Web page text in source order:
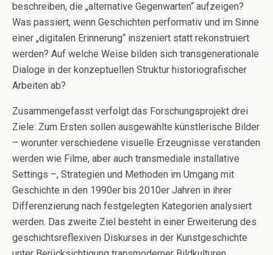
beschreiben, die „alternative Gegenwarten“ aufzeigen?
Was passiert, wenn Geschichten performativ und im Sinne
einer „digitalen Erinnerung“ inszeniert statt rekonstruiert
werden? Auf welche Weise bilden sich transgenerationale
Dialoge in der konzeptuellen Struktur historiografischer
Arbeiten ab?
Zusammengefasst verfolgt das Forschungsprojekt drei
Ziele: Zum Ersten sollen ausgewählte künstlerische Bilder
– worunter verschiedene visuelle Erzeugnisse verstanden
werden wie Filme, aber auch transmediale installative
Settings –, Strategien und Methoden im Umgang mit
Geschichte in den 1990er bis 2010er Jahren in ihrer
Differenzierung nach festgelegten Kategorien analysiert
werden. Das zweite Ziel besteht in einer Erweiterung des
geschichtsreflexiven Diskurses in der Kunstgeschichte